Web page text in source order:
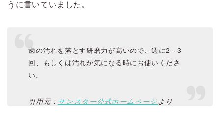
うに書いていました。
歯の汚れを落とす研磨力が高いので、週に2～3
回、もしくは汚れが気になる時にお使いくださ
い。
引用元： サンスター公式ホームページより